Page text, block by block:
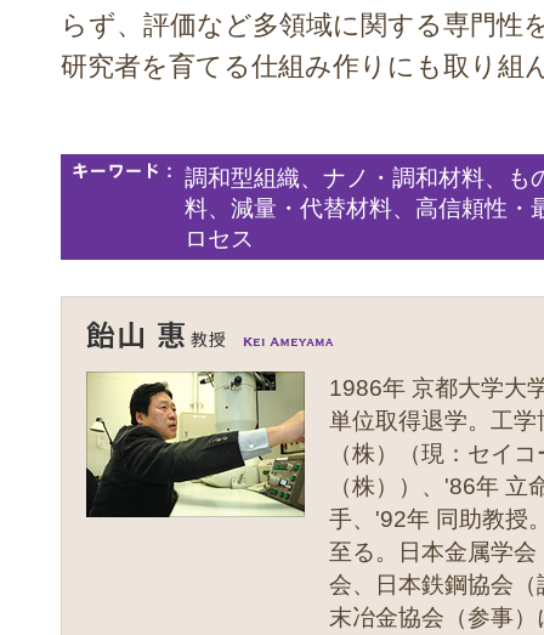
らず、評価など多領域に関する専門性
研究者を育てる仕組み作りにも取り組
調和型組織、ナノ・調和材料、も
料、減量・代替材料、高信頼性・
ロセス
1986年 京都大学大
単位取得退学。工
（株）（現：セイ
（株））、'86年 立
手、'92年 同助教授
至る。日本金属学
会、日本鉄鋼協会
末冶金協会（参事